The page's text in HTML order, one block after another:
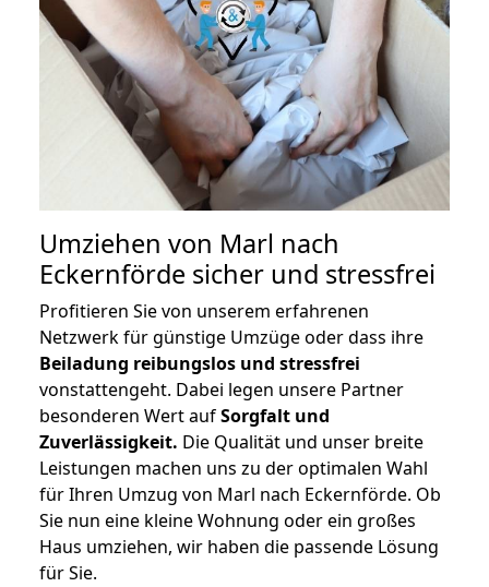
Umziehen von Marl nach
Eckernförde sicher und stressfrei
Profitieren Sie von unserem erfahrenen
Netzwerk für günstige Umzüge oder dass ihre
Beiladung reibungslos und stressfrei
vonstattengeht. Dabei legen unsere Partner
besonderen Wert aufSorgfalt und
Zuverlässigkeit. Die Qualität und unser breite
Leistungen machen uns zu der optimalen Wahl
für Ihren Umzug von Marl nach Eckernförde. Ob
Sie nun eine kleine Wohnung oder ein großes
Haus umziehen, wir haben die passende Lösung
für Sie.